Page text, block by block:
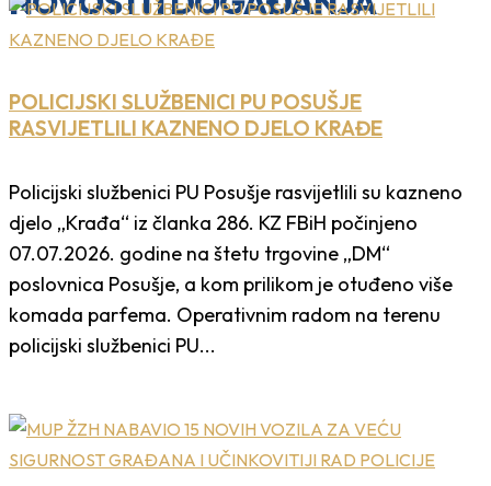
POLICIJSKI SLUŽBENICI PU POSUŠJE
RASVIJETLILI KAZNENO DJELO KRAĐE
Policijski službenici PU Posušje rasvijetlili su kazneno
djelo „Krađa“ iz članka 286. KZ FBiH počinjeno
07.07.2026. godine na štetu trgovine „DM“
poslovnica Posušje, a kom prilikom je otuđeno više
komada parfema. Operativnim radom na terenu
policijski službenici PU...